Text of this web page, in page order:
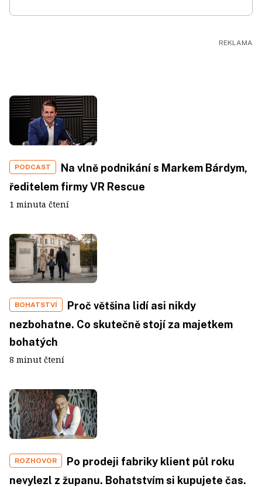
PODCAST
Na vlně podnikání s Markem Bárdym,
ředitelem firmy VR Rescue
1 minuta čtení
BOHATSTVÍ
Proč většina lidí asi nikdy
nezbohatne. Co skutečně stojí za majetkem
bohatých
8 minut čtení
ROZHOVOR
Po prodeji fabriky klient půl roku
nevylezl z županu. Bohatstvím si kupujete čas.